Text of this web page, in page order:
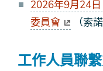
2026年9月24
委員會
（索
工作人員聯